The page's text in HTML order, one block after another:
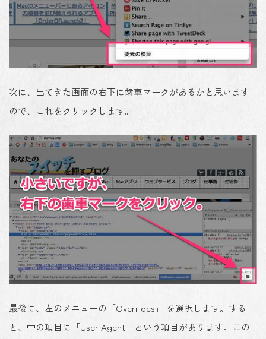
次に、出てきた画面の右下に歯車マークがあるかと思います
ので、これをクリックします。
最後に、左のメニューの「Overrides」 を選択します。する
と、中の項目に「User Agent」という項目があります。この